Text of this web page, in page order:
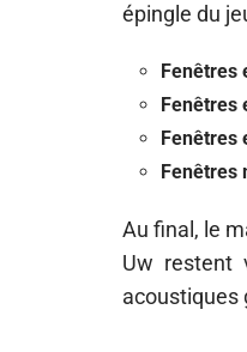
épingle du
Fenêtres
Fenêtres
Fenêtres
Fenêtres
Au final, le
Uw restent
acoustiques